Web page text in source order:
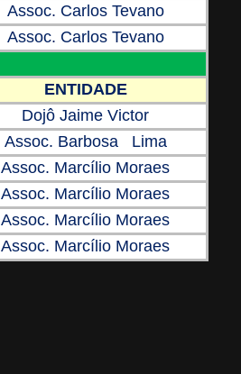
Assoc. Carlos Tevano
Assoc. Carlos Tevano
ENTIDADE
Dojô Jaime Victor
Assoc. Barbosa Lima
Assoc. Marcílio Moraes
Assoc. Marcílio Moraes
Assoc. Marcílio Moraes
Assoc. Marcílio Moraes